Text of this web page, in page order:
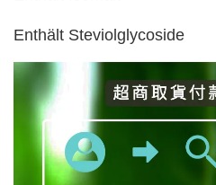
Enthält Steviolglycoside